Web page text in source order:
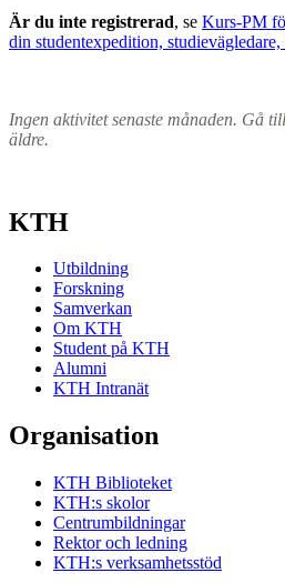
Är du inte registrerad, se Kurs-PM
din studentexpedition,
Ingen aktivitet senaste månaden. Gå till
äldre.
KTH
Utbildning
Forskning
Samverkan
Om KTH
Student på KTH
Alumni
KTH Intranät
Organisation
KTH Biblioteket
KTH:s skolor
Centrumbildningar
Rektor och ledning
KTH:s verksamhetsstöd